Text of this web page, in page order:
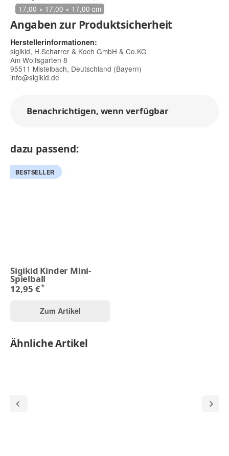
17,00 × 17,00 × 17,00 cm
Angaben zur Produktsicherheit
Herstellerinformationen:
sigikid, H.Scharrer & Koch GmbH & Co.KG
Am Wolfsgarten 8
95511 Mistelbach, Deutschland (Bayern)
info@sigikid.de
Benachrichtigen, wenn verfügbar
dazu passend:
BESTSELLER
Sigikid Kinder Mini-
Spielball
12,95 €*
Zum Artikel
Ähnliche Artikel